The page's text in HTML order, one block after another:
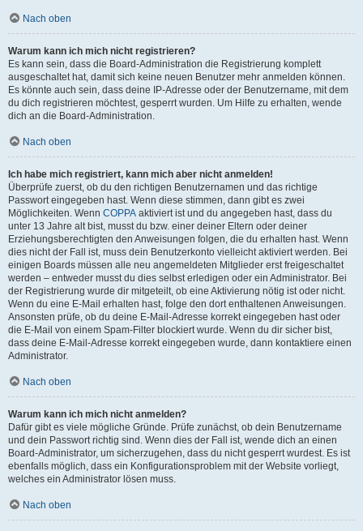
Nach oben
Warum kann ich mich nicht registrieren?
Es kann sein, dass die Board-Administration die Registrierung komplett
ausgeschaltet hat, damit sich keine neuen Benutzer mehr anmelden können.
Es könnte auch sein, dass deine IP-Adresse oder der Benutzername, mit dem
du dich registrieren möchtest, gesperrt wurden. Um Hilfe zu erhalten, wende
dich an die Board-Administration.
Nach oben
Ich habe mich registriert, kann mich aber nicht anmelden!
Überprüfe zuerst, ob du den richtigen Benutzernamen und das richtige
Passwort eingegeben hast. Wenn diese stimmen, dann gibt es zwei
Möglichkeiten. Wenn COPPA aktiviert ist und du angegeben hast, dass du
unter 13 Jahre alt bist, musst du bzw. einer deiner Eltern oder deiner
Erziehungsberechtigten den Anweisungen folgen, die du erhalten hast. Wenn
dies nicht der Fall ist, muss dein Benutzerkonto vielleicht aktiviert werden. Bei
einigen Boards müssen alle neu angemeldeten Mitglieder erst freigeschaltet
werden – entweder musst du dies selbst erledigen oder ein Administrator. Bei
der Registrierung wurde dir mitgeteilt, ob eine Aktivierung nötig ist oder nicht.
Wenn du eine E-Mail erhalten hast, folge den dort enthaltenen Anweisungen.
Ansonsten prüfe, ob du deine E-Mail-Adresse korrekt eingegeben hast oder
die E-Mail von einem Spam-Filter blockiert wurde. Wenn du dir sicher bist,
dass deine E-Mail-Adresse korrekt eingegeben wurde, dann kontaktiere einen
Administrator.
Nach oben
Warum kann ich mich nicht anmelden?
Dafür gibt es viele mögliche Gründe. Prüfe zunächst, ob dein Benutzername
und dein Passwort richtig sind. Wenn dies der Fall ist, wende dich an einen
Board-Administrator, um sicherzugehen, dass du nicht gesperrt wurdest. Es ist
ebenfalls möglich, dass ein Konfigurationsproblem mit der Website vorliegt,
welches ein Administrator lösen muss.
Nach oben